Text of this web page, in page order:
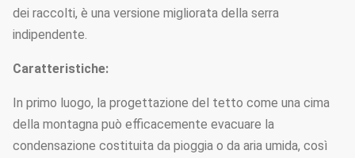
dei raccolti, è una versione migliorata della serra
indipendente.
Caratteristiche:
In primo luogo, la progettazione del tetto come una cima
della montagna può efficacemente evacuare la
condensazione costituita da pioggia o da aria umida, così